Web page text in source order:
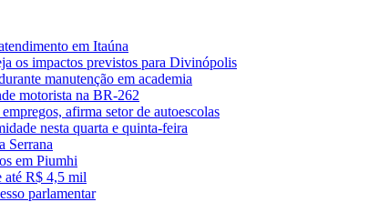
em Itaúna
os impactos previstos para Divinópolis
manutenção em academia
motorista na BR-262
afirma setor de autoescolas
nesta quarta e quinta-feira
Serrana
em Piumhi
até R$ 4,5 mil
parlamentar